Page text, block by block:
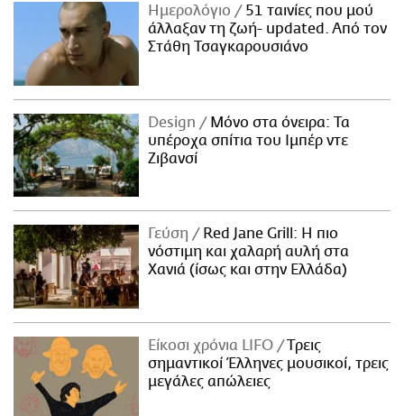
Ημερολόγιο
51 ταινίες που μού
άλλαξαν τη ζωή- updated. Aπό τον
Στάθη Τσαγκαρουσιάνο
Design
Μόνο στα όνειρα: Τα
υπέροχα σπίτια του Ιμπέρ ντε
Ζιβανσί
Γεύση
Red Jane Grill: Η πιο
νόστιμη και χαλαρή αυλή στα
Χανιά (ίσως και στην Ελλάδα)
Είκοσι χρόνια LIFO
Tρεις
σημαντικοί Έλληνες μουσικοί, τρεις
μεγάλες απώλειες